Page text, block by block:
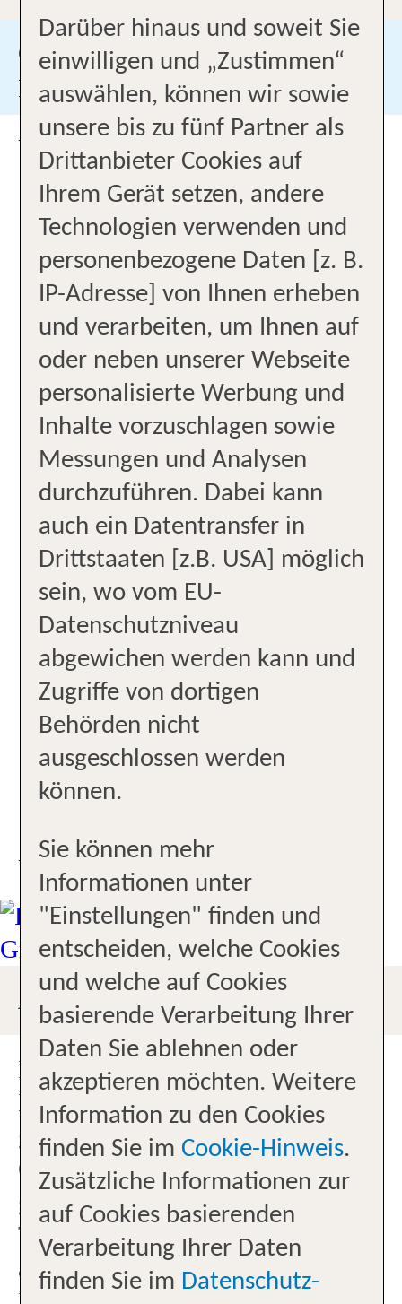
einladenden Räumen.
Google Bewertungen
Besuchen Sie uns auf
UNSER BÜRO
Kompetente Beratung
Kostenloser Parkplatz
Profis für Clubferien
Profis für Familienurlaub
Profis für Gayreisen
Profis für Golfreisen
Profis für Kreuzfahrt
Profis für Lifestyle
Profis für Premium
Profis für Städteferien
Verkehrsgünstige Lage
Zentrale Lage
Zugang barrierefrei möglich
UNSER STANDORT
ANFAHRTSBESCHREIBUNG
Mit dem Zug - fahren Sie nach
Hersbruck rechts der Pegnitz,
gehen Richtung Innenstadt, zum
Cafe Bauer - und genau
gegenüber finden Sie uns - IHR
TUI ReiseCenter. Mit dem PKW -
auf der B14 Ausfahrt
Darüber hinaus und soweit Sie
einwilligen und „Zustimmen“
auswählen, können wir sowie
unsere bis zu fünf Partner als
Drittanbieter Cookies auf
Ihrem Gerät setzen, andere
Technologien verwenden und
personenbezogene Daten [z. B.
IP-Adresse] von Ihnen erheben
und verarbeiten, um Ihnen auf
oder neben unserer Webseite
personalisierte Werbung und
Inhalte vorzuschlagen sowie
Messungen und Analysen
durchzuführen. Dabei kann
auch ein Datentransfer in
Drittstaaten [z.B. USA] möglich
sein, wo vom EU-
Datenschutzniveau
abgewichen werden kann und
Zugriffe von dortigen
Behörden nicht
ausgeschlossen werden
können.
Sie können mehr
Informationen unter
"Einstellungen" finden und
entscheiden, welche Cookies
und welche auf Cookies
basierende Verarbeitung Ihrer
Daten Sie ablehnen oder
akzeptieren möchten. Weitere
Information zu den Cookies
finden Sie im Cookie-Hinweis.
Zusätzliche Informationen zur
auf Cookies basierenden
Verarbeitung Ihrer Daten
finden Sie im Datenschutz-